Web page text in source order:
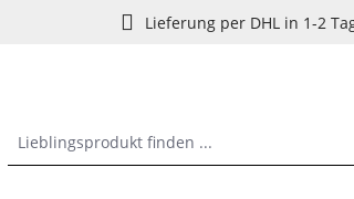
Lieferung per DHL in 1-2